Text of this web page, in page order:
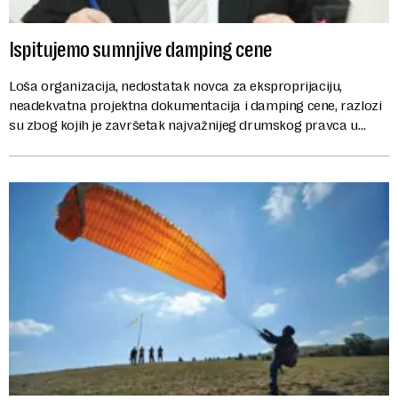
Ispitujemo sumnjive damping cene
Loša organizacija, nedostatak novca za eksproprijaciju,
neadekvatna projektna dokumentacija i damping cene, razlozi
su zbog kojih je završetak najvažnijeg drumskog pravca u